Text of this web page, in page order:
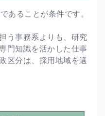
あることが条件です。
う事務系よりも、研究
門知識を活かした仕事
区分は、採用地域を選